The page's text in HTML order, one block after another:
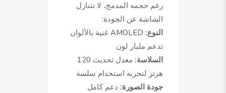
رغم حجمه المدمج، لا تتنازل
الشاشة عن الجودة:
النوع:
AMOLED غنية بالألوان
تدعم مليار لون
السلاسة:
معدل تحديث 120
هرتز لتجربة استخدام سلسة
جودة الصورة: دعم كامل